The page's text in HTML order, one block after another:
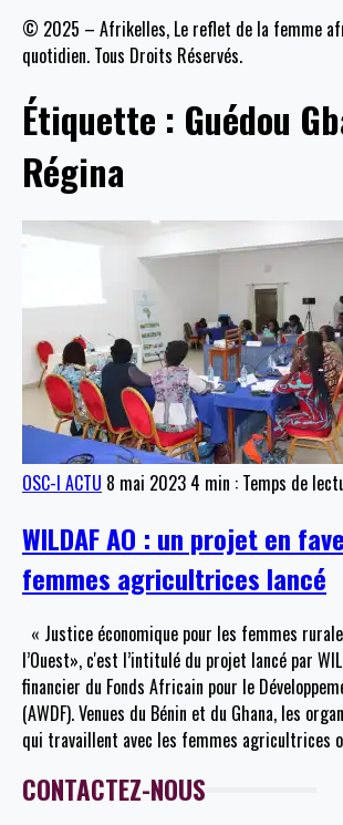
© 2025 – Afrikelles, Le reflet de la femme
quotidien. Tous Droits Réservés.
Étiquette : Guédou
Régina
OSC-I ACTU 8 mai 2023 4 min : Temps de
WILDAF AO : un projet en
femmes agricultrices lancé
« Justice économique pour les femmes
l’Ouest», c'est l’intitulé du projet lancé par
financier du Fonds Africain pour le
(AWDF). Venues du Bénin et du Ghana, les
qui travaillent avec les femmes agricultrices
CONTACTEZ-NOUS